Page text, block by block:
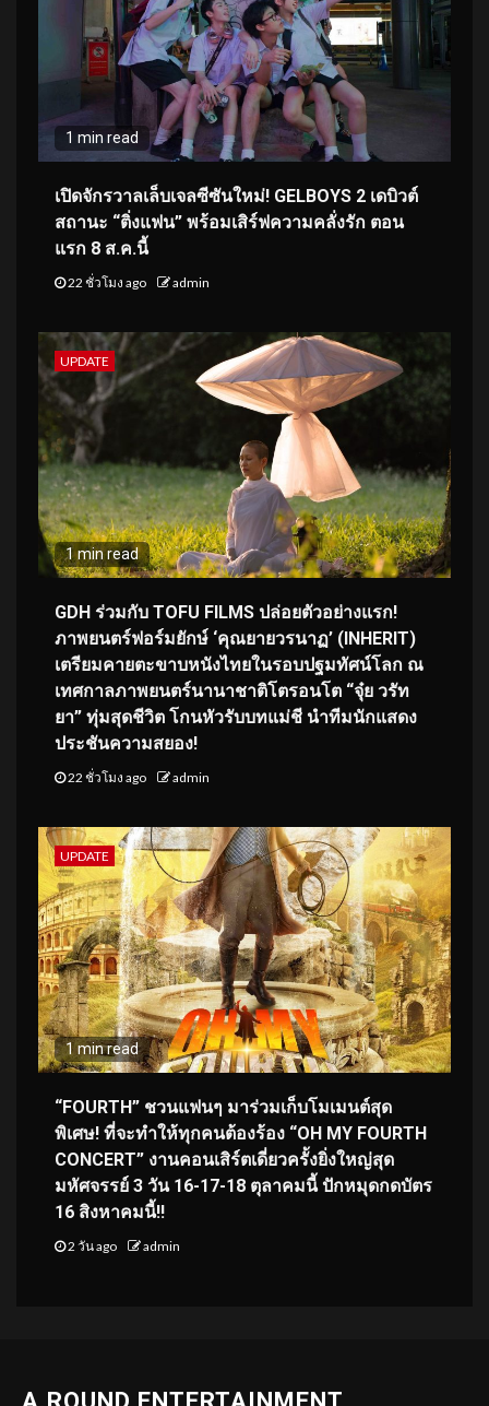
1 min read
เปิดจักรวาลเล็บเจลซีซันใหม่! GELBOYS 2 เดบิวต์
สถานะ “ติ่งแฟน” พร้อมเสิร์ฟความคลั่งรัก ตอน
แรก 8 ส.ค.นี้
22 ชั่วโมง ago admin
UPDATE
1 min read
GDH ร่วมกับ TOFU FILMS ปล่อยตัวอย่างแรก!
ภาพยนตร์ฟอร์มยักษ์ ‘คุณยายวรนาฏ’ (INHERIT)
เตรียมคายตะขาบหนังไทยในรอบปฐมทัศน์โลก ณ
เทศกาลภาพยนตร์นานาชาติโตรอนโต “จุ๋ย วรัท
ยา” ทุ่มสุดชีวิต โกนหัวรับบทแม่ชี นำทีมนักแสดง
ประชันความสยอง!
22 ชั่วโมง ago admin
UPDATE
1 min read
“FOURTH” ชวนแฟนๆ มาร่วมเก็บโมเมนต์สุด
พิเศษ! ที่จะทำให้ทุกคนต้องร้อง “OH MY FOURTH
CONCERT” งานคอนเสิร์ตเดี่ยวครั้งยิ่งใหญ่สุด
มหัศจรรย์ 3 วัน 16-17-18 ตุลาคมนี้ ปักหมุดกดบัตร
16 สิงหาคมนี้!!
2 วัน ago admin